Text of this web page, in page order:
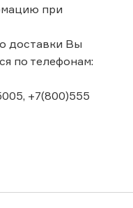
при
доставки Вы
по телефонам:
+7(800)555